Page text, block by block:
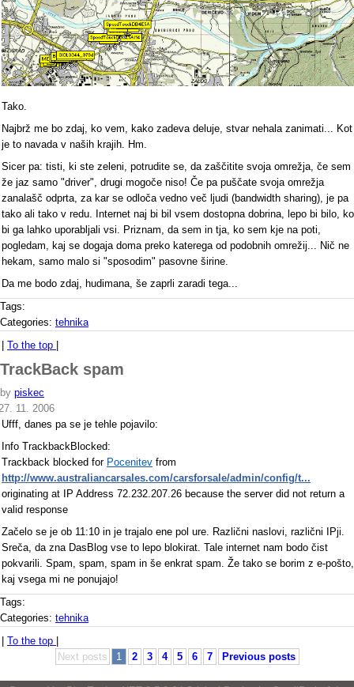
Tako.
Najbrž me bo zdaj, ko vem, kako zadeva deluje, stvar nehala zanimati... Kot
je to navada v naših krajih. Hm.
Sicer pa: tisti, ki ste zeleni, potrudite se, da zaščitite svoja omrežja, če sem
že jaz samo "driver", drugi mogoče niso! Če pa puščate svoja omrežja
zanalašč odprta, za kar se odloča vedno več ljudi (bandwidth sharing), je pa
tako ali tako v redu. Internet naj bi bil vsem dostopna dobrina, lepo bi bilo, ko
bi ga lahko uporabljali vsi. Priznam, da sem in tja, ko sem kje na poti,
pogledam, kaj se dogaja doma preko katerega od podobnih omrežij... Nič ne
hekam, samo malo si "sposodim" pasovne širine.
Da me bodo zdaj, hudimana, še zaprli zaradi tega...
Tags:
Categories: tehnika
To the top
TrackBack spam
by piskec
11. 2006
Ufff, danes pa se je tehle pojavilo:
Info TrackbackBlocked:
Trackback blocked for Pocenitev from
http://www.australiancarsales.com/carsforsale/admin/config/t...
originating at IP Address 72.232.207.26 because the server did not return a
valid response
Začelo se je ob 11:10 in je trajalo ene pol ure. Različni naslovi, različni IPji.
Sreča, da zna DasBlog vse to lepo blokirat. Tale internet nam bodo čist
pokvarili. Spam, spam, spam in še enkrat spam. Že tako se borim z e-pošto,
kaj vsega mi ne ponujajo!
Tags:
Categories: tehnika
To the top
Next posts
1 2 3 4 5 6 7 Previous posts